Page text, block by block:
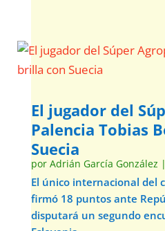
El jugador del
Palencia Tobias
Suecia
por Adrián García González |
El único internacional del
firmó 18 puntos ante
disputará un segundo